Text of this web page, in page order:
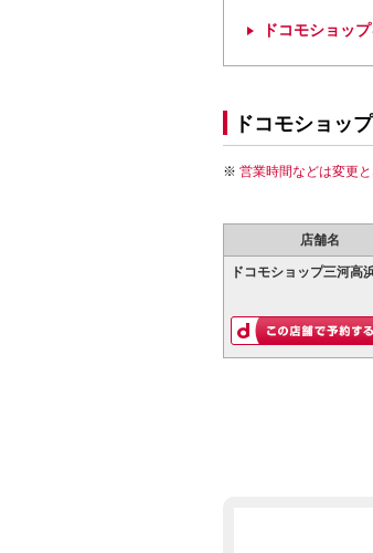
ドコモショッ
ドコモショップ
営業時間などは変更
店舗名
ドコモショップ三河高